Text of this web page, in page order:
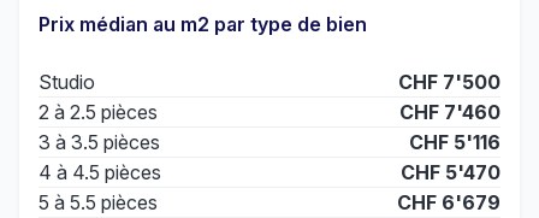
Prix médian au m2 par type de bien
Studio
CHF 7'500
2 à 2.5 pièces
CHF 7'460
3 à 3.5 pièces
CHF 5'116
4 à 4.5 pièces
CHF 5'470
5 à 5.5 pièces
CHF 6'679